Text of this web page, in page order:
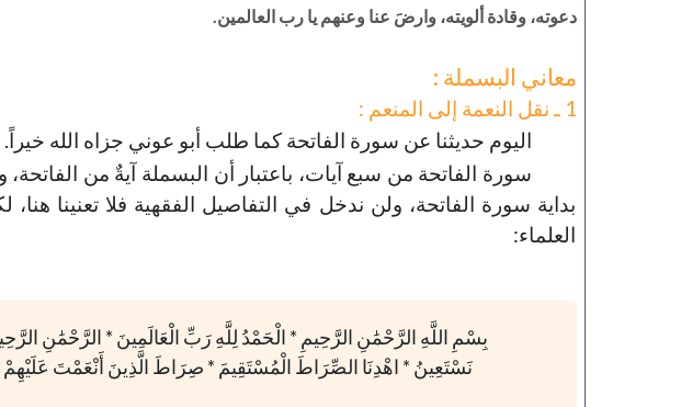
دعوته، وقادة ألويته، وارضَ عنا وعنهم يا رب العالمين.
معاني البسملة :
1 ـ نقل النعمة إلى المنعم :
اليوم حديثنا عن سورة الفاتحة كما طلب أبو عوني جزاه الله خيراً.
سورة الفاتحة من سبع آيات، باعتبار أن البسملة آيةٌ من
بداية سورة الفاتحة، ولن ندخل في التفاصيل الفقهية فلا تعنينا
العلماء:
بِسْمِ اللَّهِ الرَّحْمَٰنِ الرَّحِيمِ * الْحَمْدُ لِلَّهِ رَبِّ الْعَالَمِينَ * الرَّحْمَٰنِ
نَسْتَعِينُ * اهْدِنَا الصِّرَاطَ الْمُسْتَقِيمَ * صِرَاطَ الَّذِينَ أَنْعَمْتَ عَلَيْهِمْ